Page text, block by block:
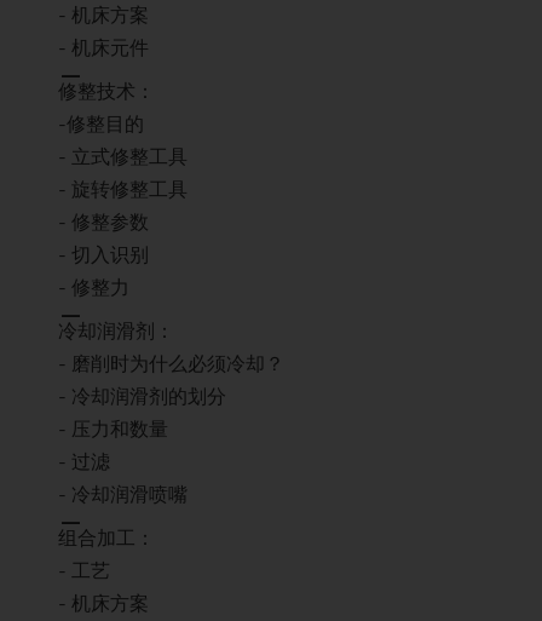
- 机床方案
- 机床元件
修整技术：
-修整目的
- 立式修整工具
- 旋转修整工具
- 修整参数
- 切入识别
- 修整力
冷却润滑剂：
- 磨削时为什么必须冷却？
- 冷却润滑剂的划分
- 压力和数量
- 过滤
- 冷却润滑喷嘴
组合加工：
- 工艺
- 机床方案